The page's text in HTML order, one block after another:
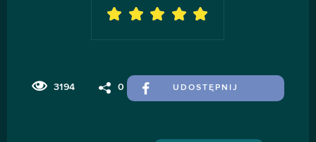
3194 0 UDOSTĘPNIJ